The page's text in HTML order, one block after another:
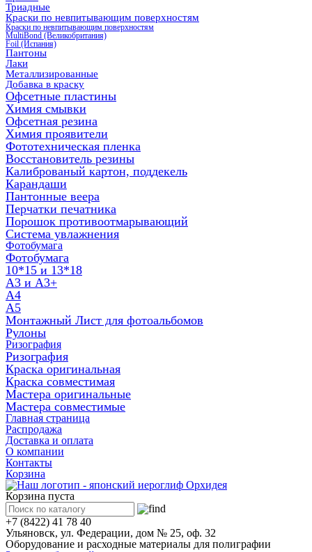
Триадные
Краски по невпитывающим поверхностям
Краски по невпитывающим поверхностям
MultiBond (Великобритания)
Foil (Испания)
Пантоны
Лаки
Металлизированные
Добавка в краску
Офсетные пластины
Химия смывки
Офсетная резина
Химия проявители
Фототехническая пленка
Восстановитель резины
Калиброваный картон, поддекель
Карандаши
Пантонные веера
Перчатки печатника
Порошок противоотмарывающий
Система увлажнения
Фотобумага
Фотобумага
10*15 и 13*18
A3 и А3+
А4
А5
Монтажный Лист для фотоальбомов
Рулоны
Ризография
Ризография
Краска оригинальная
Краска совместимая
Мастера оригинальные
Мастера совместимые
Главная страница
Распродажа
Доставка и оплата
О компании
Контакты
Корзина
Корзина пуста
+7 (8422) 41 78 40
Ульяновск, ул. Федерации, дом № 25, оф. 32
Оборудование и расходные материалы для полиграфии